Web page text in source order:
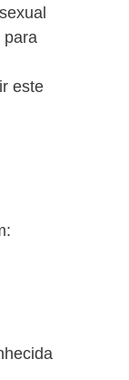
para
este